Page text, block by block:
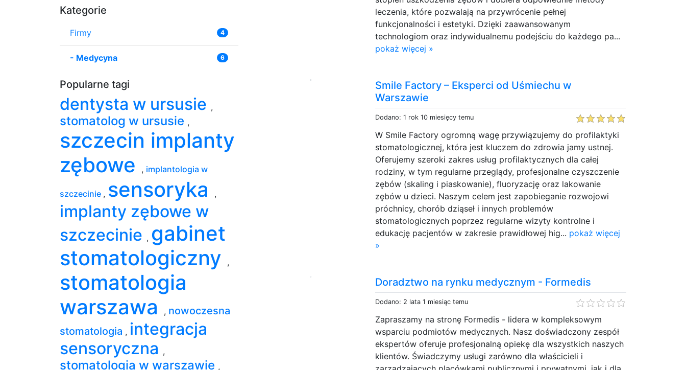
leczenia, które pozwalają na przywrócenie pełnej
funkcjonalności i estetyki. Dzięki zaawansowanym
technologiom oraz indywidualnemu podejściu do każdego pa...
pokaż więcej »
Smile Factory – Eksperci od Uśmiechu w
Warszawie
Dodano: 1 rok 10 miesięcy temu
W Smile Factory ogromną wagę przywiązujemy do profilaktyki
stomatologicznej, która jest kluczem do zdrowia jamy ustnej.
Oferujemy szeroki zakres usług profilaktycznych dla całej
rodziny, w tym regularne przeglądy, profesjonalne czyszczenie
zębów (skaling i piaskowanie), fluoryzację oraz lakowanie
zębów u dzieci. Naszym celem jest zapobieganie rozwojowi
próchnicy, chorób dziąseł i innych problemów
stomatologicznych poprzez regularne wizyty kontrolne i
edukację pacjentów w zakresie prawidłowej hig... pokaż więcej
»
Doradztwo na rynku medycznym - Formedis
Dodano: 2 lata 1 miesiąc temu
Zapraszamy na stronę Formedis - lidera w kompleksowym
wsparciu podmiotów medycznych. Nasz doświadczony zespół
ekspertów oferuje profesjonalną opiekę dla wszystkich naszych
klientów. Świadczymy usługi zarówno dla właścicieli i
Kategorie
Firmy 4
- Medycyna 6
Popularne tagi
dentysta w ursusie ,
stomatolog w ursusie ,
szczecin implanty
zębowe
, implantologia w
szczecinie , sensoryka ,
implanty zębowe w
szczecinie , gabinet
stomatologiczny
,
stomatologia
warszawa
, nowoczesna
stomatologia , integracja
sensoryczna ,
stomatologia w warszawie ,